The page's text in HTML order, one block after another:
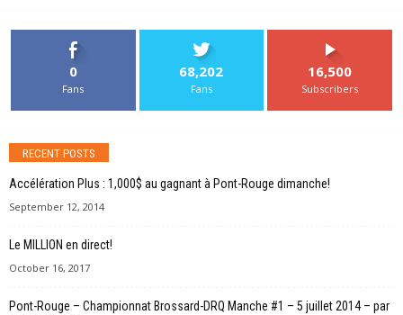
0
Fans
68,202
Fans
16,500
Subscribers
RECENT POSTS
Accélération Plus : 1,000$ au gagnant à Pont-Rouge dimanche!
September 12, 2014
Le MILLION en direct!
October 16, 2017
Pont-Rouge – Championnat Brossard-DRQ Manche #1 – 5 juillet 2014 – par